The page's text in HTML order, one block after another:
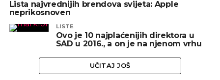
Lista najvrednijih brendova svijeta: Apple
neprikosnoven
LISTE
Ovo je 10 najplaćenijih direktora u
SAD u 2016., a on je na njenom vrhu
UČITAJ JOŠ